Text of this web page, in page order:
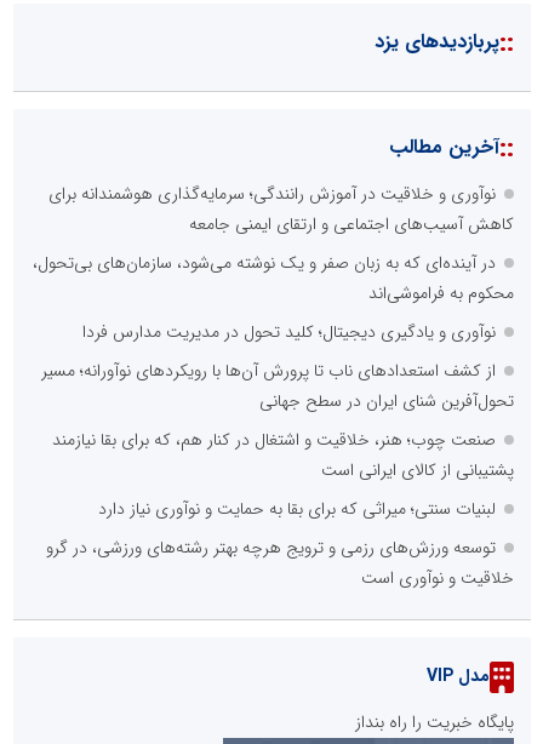
::پربازدیدهای یزد
::آخرین مطالب
نوآوری و خلاقیت در آموزش رانندگی؛ سرمایه‌گذاری هوشمندانه برای
کاهش آسیب‌های اجتماعی و ارتقای ایمنی جامعه
در آینده‌ای که به زبان صفر و یک نوشته می‌شود، سازمان‌های بی‌تحول،
محکوم به فراموشی‌اند
نوآوری و یادگیری دیجیتال؛ کلید تحول در مدیریت مدارس فردا
از کشف استعدادهای ناب تا پرورش آن‌ها با رویکردهای نوآورانه؛ مسیر
تحول‌آفرین شنای ایران در سطح جهانی
صنعت چوب؛ هنر، خلاقیت و اشتغال در کنار هم، که برای بقا نیازمند
پشتیبانی از کالای ایرانی است
لبنیات سنتی؛ میراثی که برای بقا به حمایت و نوآوری نیاز دارد
توسعه ورزش‌های رزمی و ترویج هرچه بهتر رشته‌های ورزشی، در گرو
خلاقیت و نوآوری است
مدل VIP
پایگاه خبریت را راه بنداز